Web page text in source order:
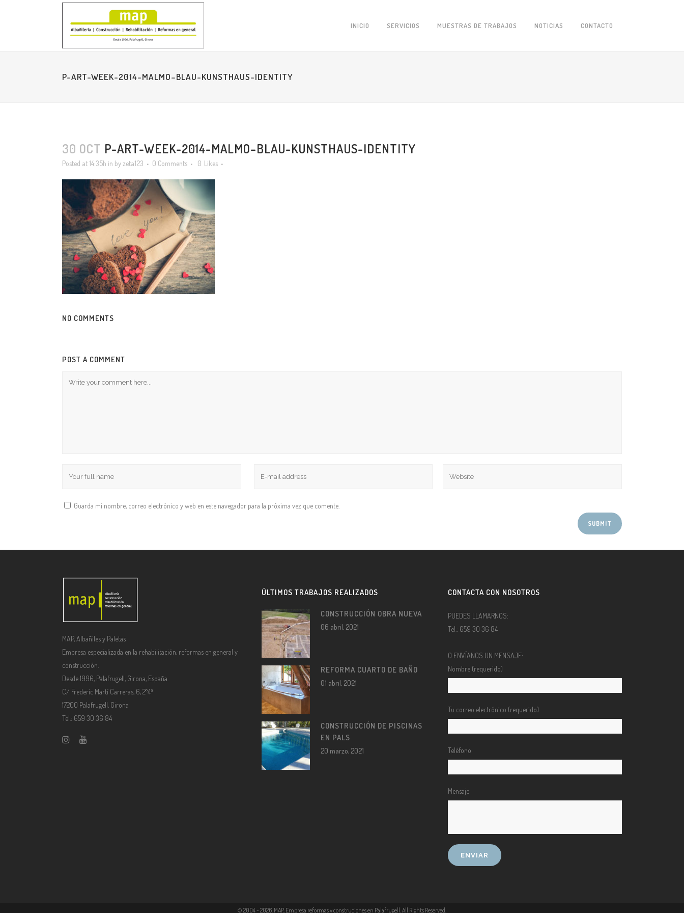
INICIO SERVICIOS MUESTRAS DE TRABAJOS NOTICIAS CONTACTO
P-ART-WEEK-2014-MALMO–BLAU-KUNSTHAUS-IDENTITY
30 OCT P-ART-WEEK-2014-MALMO–BLAU-KUNSTHAUS-IDENTITY
Posted at 14:35h in byzeta123 0 Comments 0 Likes
NO COMMENTS
POST A COMMENT
Guarda mi nombre, correo electrónico y web en este navegador para la próxima vez que comente.
MAP, Albañiles y Paletas
Empresa especializada en la rehabilitación, reformas en general y
construcción.
Desde 1996, Palafrugell, Girona, España.
C/ Frederic Martí Carreras, 6, 2º4ª
17200 Palafrugell, Girona
Tel.: 659 30 36 84
ÚLTIMOS TRABAJOS REALIZADOS
CONSTRUCCIÓN OBRA NUEVA
06 abril, 2021
REFORMA CUARTO DE BAÑO
01 abril, 2021
CONSTRUCCIÓN DE PISCINAS
EN PALS
20 marzo, 2021
CONTACTA CON NOSOTROS
PUEDES LLAMARNOS:
Tel.: 659 30 36 84
O ENVÍANOS UN MENSAJE:
Nombre (requerido)
Tu correo electrónico (requerido)
Teléfono
Mensaje
© 2004 - 2026. MAP, Empresa reformas y construciones en Palafrugell. All Rights Reserved.